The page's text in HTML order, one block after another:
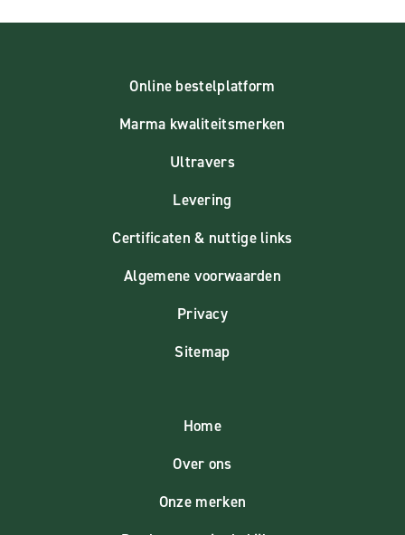
Online bestelplatform
Marma kwaliteitsmerken
Ultravers
Levering
Certificaten & nuttige links
Algemene voorwaarden
Privacy
Sitemap
Home
Over ons
Onze merken